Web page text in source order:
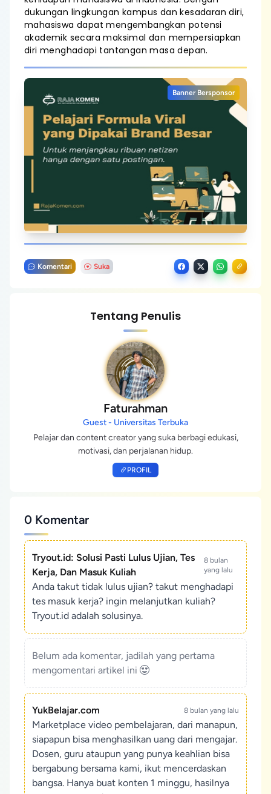
dukungan lingkungan kampus dan kesadaran diri,
mahasiswa dapat mengembangkan potensi
akademik secara maksimal dan mempersiapkan
diri menghadapi tantangan masa depan.
Banner Bersponsor
Komentari Suka
Tentang Penulis
Faturahman
Guest - Universitas Terbuka
Pelajar dan content creator yang suka berbagi edukasi,
motivasi, dan perjalanan hidup.
PROFIL
0 Komentar
Tryout.id: Solusi Pasti Lulus Ujian, Tes
Kerja, Dan Masuk Kuliah
8 bulan
yang lalu
Anda takut tidak lulus ujian? takut menghadapi
tes masuk kerja? ingin melanjutkan kuliah?
Tryout.id adalah solusinya.
Belum ada komentar, jadilah yang pertama
mengomentari artikel ini
YukBelajar.com 8 bulan yang lalu
Marketplace video pembelajaran, dari manapun,
siapapun bisa menghasilkan uang dari mengajar.
Dosen, guru ataupun yang punya keahlian bisa
bergabung bersama kami, ikut mencerdaskan
bangsa. Hanya buat konten 1 minggu, hasilnya